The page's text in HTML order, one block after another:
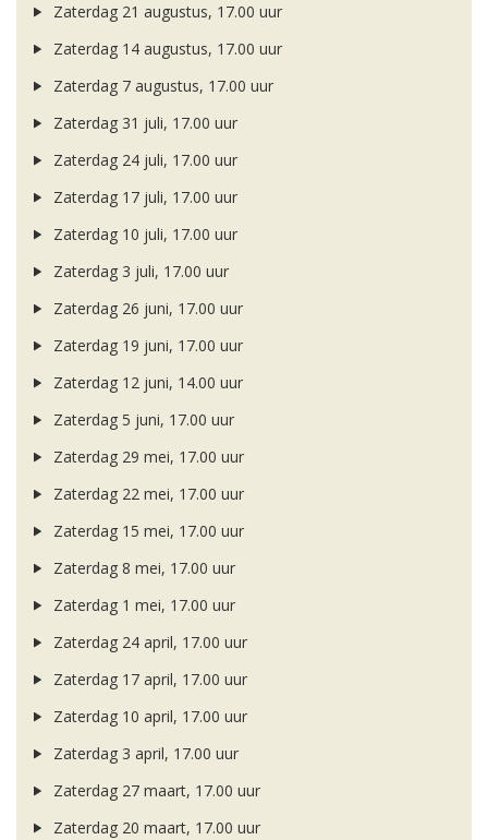
Zaterdag 21 augustus, 17.00 uur
Zaterdag 14 augustus, 17.00 uur
Zaterdag 7 augustus, 17.00 uur
Zaterdag 31 juli, 17.00 uur
Zaterdag 24 juli, 17.00 uur
Zaterdag 17 juli, 17.00 uur
Zaterdag 10 juli, 17.00 uur
Zaterdag 3 juli, 17.00 uur
Zaterdag 26 juni, 17.00 uur
Zaterdag 19 juni, 17.00 uur
Zaterdag 12 juni, 14.00 uur
Zaterdag 5 juni, 17.00 uur
Zaterdag 29 mei, 17.00 uur
Zaterdag 22 mei, 17.00 uur
Zaterdag 15 mei, 17.00 uur
Zaterdag 8 mei, 17.00 uur
Zaterdag 1 mei, 17.00 uur
Zaterdag 24 april, 17.00 uur
Zaterdag 17 april, 17.00 uur
Zaterdag 10 april, 17.00 uur
Zaterdag 3 april, 17.00 uur
Zaterdag 27 maart, 17.00 uur
Zaterdag 20 maart, 17.00 uur